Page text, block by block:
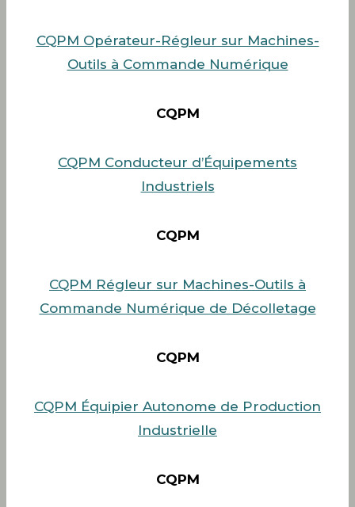
CQPM Opérateur-Régleur sur Machines-
Outils à Commande Numérique
CQPM
CQPM Conducteur d’Équipements
Industriels
CQPM
CQPM Régleur sur Machines-Outils à
Commande Numérique de Décolletage
CQPM
CQPM Équipier Autonome de Production
Industrielle
CQPM